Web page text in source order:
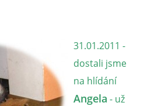
31.01.2011 -
dostali jsme
na hlídání
Angela - už